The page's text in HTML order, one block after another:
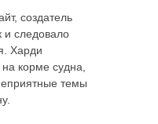
создатель
и следовало
Харди
корме судна,
темы